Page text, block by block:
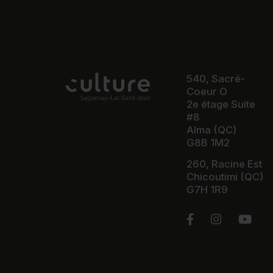
540, Sacré-
Coeur O
2e étage Suite
#8
Alma (QC)
G8B 1M2
260, Racine Est
Chicoutimi (QC)
G7H 1R9